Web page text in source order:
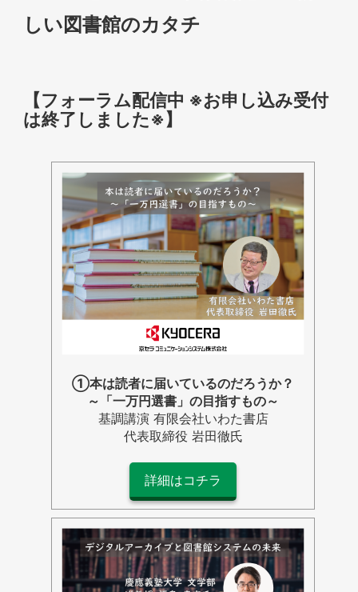
しい図書館のカタチ
【フォーラム配信中 ※お申し込み受付
は終了しました※】
①本は読者に届いているのだろうか？
～「一万円選書」の目指すもの～
基調講演 有限会社いわた書店
代表取締役 岩田徹氏
詳細はコチラ